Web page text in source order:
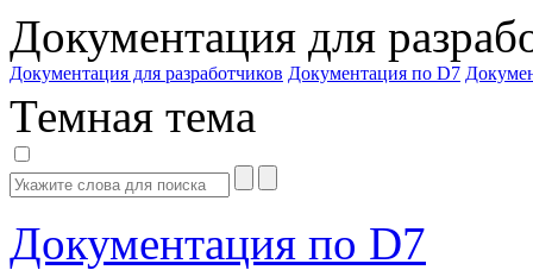
Документация для
Документация для разработчиков Документация по D7
Темная тема
Документация по D7